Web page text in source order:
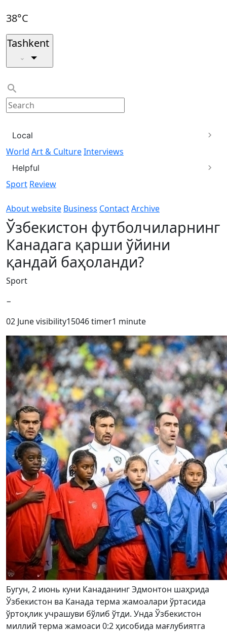
38°C
Tashkent
Local
World Art & CultureInterviews
Helpful
Sport Review
About website Business ContactArchive
Ўзбекистон футболчиларнинг
Канадага қарши ўйини
қандай баҳоланди?
Sport
−
02 Junevisibility15046timer1 minute
Бугун, 2 июнь куни Канаданинг Эдмонтон шаҳрида
Ўзбекистон ва Канада терма жамоалари ўртасида
ўртоқлик учрашуви бўлиб ўтди. Унда Ўзбекистон
миллий терма жамоаси 0:2 ҳисобида мағлубиятга